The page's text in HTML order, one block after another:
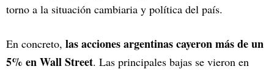
torno a la situación cambiaria y política del país.
En concreto, las acciones argentinas cayeron más de un
5% en Wall Street. Las principales bajas se vieron en